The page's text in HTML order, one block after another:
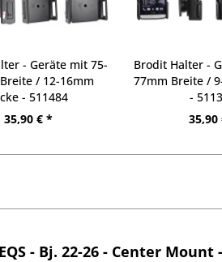
- Geräte mit 75-
/ 12-16mm
- 511484
35,90 € *
Brodit Halter -
77mm Breite /
-
35,90
- Bj. 22-26 - Center Mount